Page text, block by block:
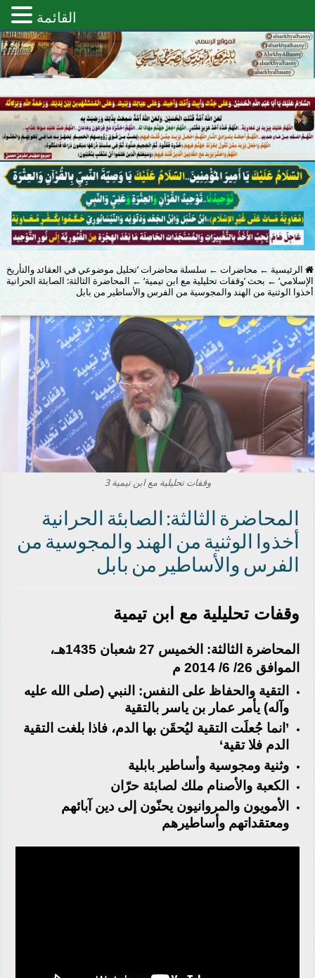
الرئيسية ← محاضرات ← سلسلة محاضرات ’تحليل موضوعي في العقائد والتأريخ
الإسلامي‘ ← بحث ’وقفات تحليلية مع ابن تيمية‘ ← المحاضرة الثالثة: الصابئة الحرانية
أخذوا الوثنية من الهند والمجوسية من الفرس والأساطير من بابل
وقفات تحليلية مع ابن تيمية 3
المحاضرة الثالثة: الصابئة الحرانية
أخذوا الوثنية من الهند والمجوسية من
الفرس والأساطير من بابل
وقفات تحليلية مع ابن تيمية
المحاضرة الثالثة: الخميس 27 شعبان 1435هـ،
الموافق 26
/
م
التقية والحفاظ على النفس: النبي(صلى الله عليه
وآله)يأمر عمار بن ياسر بالتقية
’ انما جعلت التقية ليحقن بها الدم، فاذا بلغت التقية
الدم فلا تقية‘
وثنية ومجوسية وأساطير بابلية
الكعبة والأصنام ملك لصابئة حرّان
الأمويون والمروانيون يحنّون إلى دين آبائهم
ومعتقداتهم وأساطيرهم
القائمة